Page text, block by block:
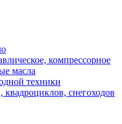
компрессорное
масла
техники
снегоходов